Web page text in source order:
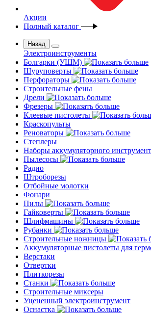
Акции
Полный каталог
Назад
Электроинструменты
Болгарки (УШМ)
Шуруповерты
Перфораторы
Строительные фены
Дрели
Фрезеры
Клеевые пистолеты
Краскопульты
Реноваторы
Степлеры
Наборы аккумуляторного
Пылесосы
Радио
Штроборезы
Отбойные молотки
Фонари
Пилы
Гайковерты
Шлифмашины
Рубанки
Строительные ножницы
Аккумуляторные пистолеты для
Верстаки
Отвертки
Плиткорезы
Станки
Строительные миксеры
Уцененный электроинструмент
Оснастка